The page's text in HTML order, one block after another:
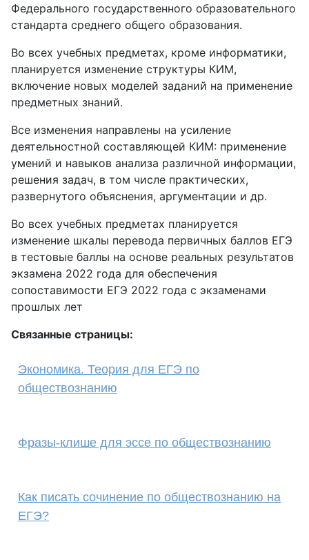
Федерального государственного образовательного
стандарта среднего общего образования.
Во всех учебных предметах, кроме информатики,
планируется изменение структуры КИМ,
включение новых моделей заданий на применение
предметных знаний.
Все изменения направлены на усиление
деятельностной составляющей КИМ: применение
умений и навыков анализа различной информации,
решения задач, в том числе практических,
развернутого объяснения, аргументации и др.
Во всех учебных предметах планируется
изменение шкалы перевода первичных баллов ЕГЭ
в тестовые баллы на основе реальных результатов
экзамена 2022 года для обеспечения
сопоставимости ЕГЭ 2022 года с экзаменами
прошлых лет
Связанные страницы:
Экономика. Теория для ЕГЭ по
обществознанию
Фразы-клише для эссе по обществознанию
Как писать сочинение по обществознанию на
ЕГЭ?